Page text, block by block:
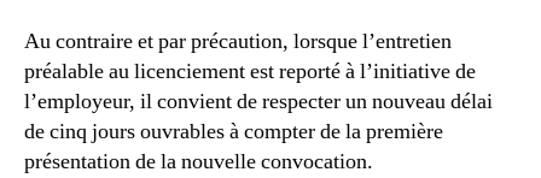
Au contraire et par précaution, lorsque l’entretien
préalable au licenciement est reporté à l’initiative de
l’employeur, il convient de respecter un nouveau délai
de cinq jours ouvrables à compter de la première
présentation de la nouvelle convocation.